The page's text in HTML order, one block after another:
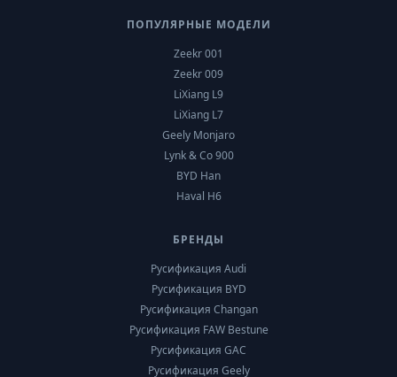
ПОПУЛЯРНЫЕ МОДЕЛИ
Zeekr 001
Zeekr 009
LiXiang L9
LiXiang L7
Geely Monjaro
Lynk & Co 900
BYD Han
Haval H6
БРЕНДЫ
Русификация Audi
Русификация BYD
Русификация Changan
Русификация FAW Bestune
Русификация GAC
Русификация Geely